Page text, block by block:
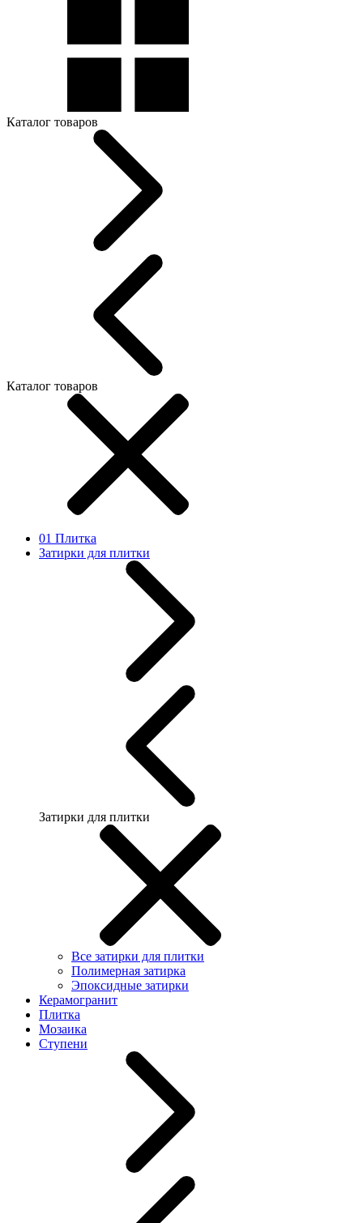
Каталог товаров
Каталог товаров
01 Плитка
Затирки для плитки
Затирки для плитки
Все затирки для плитки
Полимерная затирка
Эпоксидные затирки
Керамогранит
Плитка
Мозаика
Ступени